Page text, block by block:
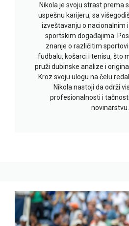
Nikola je svoju strast prema
uspešnu karijeru, sa
izveštavanju o nacionalnim
sportskim događajima.
znanje o različitim
fudbalu, košarci i tenisu, što
pruži dubinske analize i
Kroz svoju ulogu na čelu
Nikola nastoji da održi
profesionalnosti i
novinarstvu.